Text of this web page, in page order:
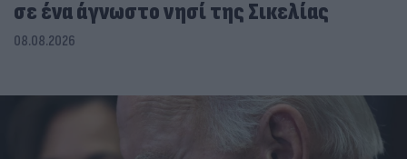
σε ένα άγνωστο νησί της Σικελίας
08.08.2026